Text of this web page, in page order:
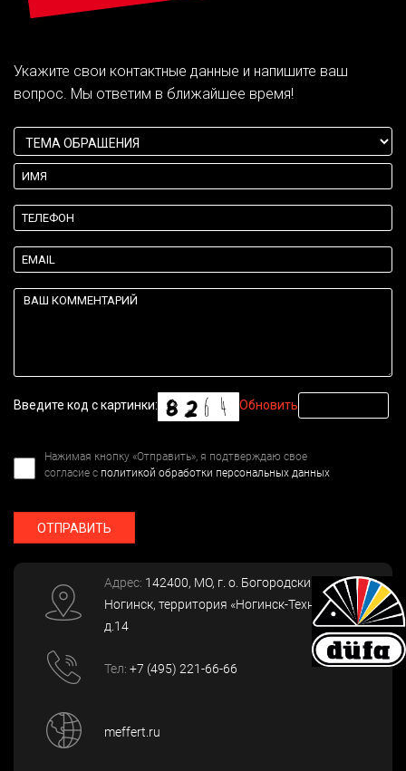
Укажите свои контактные данные и напишите ваш
вопрос. Мы ответим в ближайшее время!
Введите код с картинки: Обновить
Нажимая кнопку «Отправить», я подтверждаю свое
согласие с политикой обработки персональных данных
ОТПРАВИТЬ
Адрес: 142400, МО, г. о. Богородский, г.
Ногинск, территория «Ногинск-Технопарк»,
д.14
Тел: +7 (495) 221-66-66
meffert.ru